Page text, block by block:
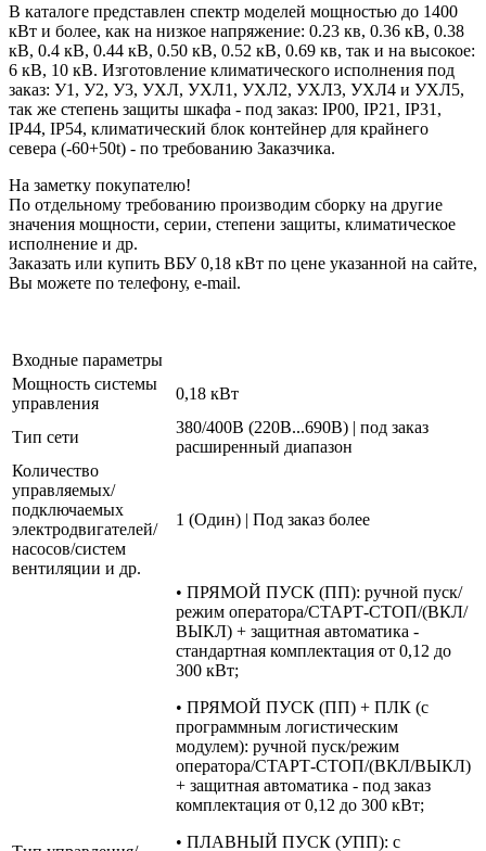
В каталоге представлен спектр моделей мощностью до 1400
кВт и более, как на низкое напряжение: 0.23 кв, 0.36 кВ, 0.38
кВ, 0.4 кВ, 0.44 кВ, 0.50 кВ, 0.52 кВ, 0.69 кв, так и на высокое:
6 кВ, 10 кВ. Изготовление климатического исполнения под
заказ: У1, У2, У3, УХЛ, УХЛ1, УХЛ2, УХЛ3, УХЛ4 и УХЛ5,
так же степень защиты шкафа - под заказ: IP00, IP21, IP31,
IP44, IP54, климатический блок контейнер для крайнего
севера (-60+50t) - по требованию Заказчика.
На заметку покупателю!
По отдельному требованию производим сборку на другие
значения мощности, серии, степени защиты, климатическое
исполнение и др.
Заказать или купить ВБУ 0,18 кВт по цене указанной на сайте,
Вы можете по телефону, e-mail.
Входные параметры
Мощность системы
управления
0,18 кВт
Тип сети
380/400В (220В...690В) | под заказ
расширенный диапазон
Количество
управляемых/
подключаемых
электродвигателей/
насосов/систем
вентиляции и др.
1 (Один) | Под заказ более
• ПРЯМОЙ ПУСК (ПП): ручной пуск/
режим оператора/СТАРТ-СТОП/(ВКЛ/
ВЫКЛ) + защитная автоматика -
стандартная комплектация от 0,12 до
300 кВт;
• ПРЯМОЙ ПУСК (ПП) + ПЛК (с
программным логистическим
модулем): ручной пуск/режим
оператора/СТАРТ-СТОП/(ВКЛ/ВЫКЛ)
+ защитная автоматика - под заказ
комплектация от 0,12 до 300 кВт;
• ПЛАВНЫЙ ПУСК (УПП): с